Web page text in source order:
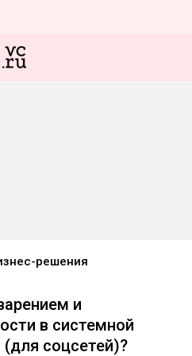
решения
и
в системной
(для соцсетей)?